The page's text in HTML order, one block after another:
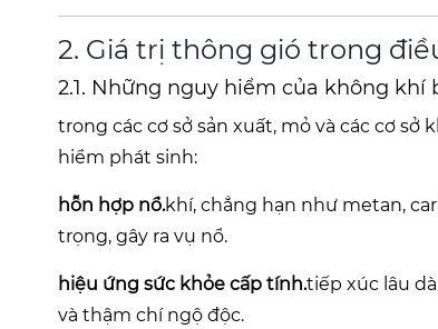
2. Giá trị thông gió trong
2.1. Những nguy hiểm của không khí
trong các cơ sở sản xuất, mỏ và các cơ
hiểm phát sinh:
hỗn hợp nổ.khí, chẳng hạn như metan,
trọng, gây ra vụ nổ.
hiệu ứng sức khỏe cấp tính.tiếp xúc lâu
và thậm chí ngộ độc.